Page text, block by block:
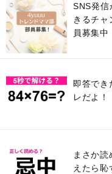
SNS発信
きるチ
員募集中
即答でき
レだよ！
まさか
えたら恥